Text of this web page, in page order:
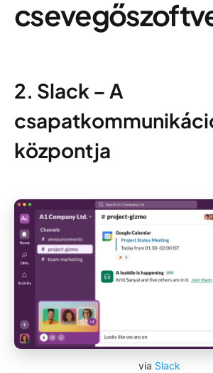
2. Slack – A
központja
via Slack